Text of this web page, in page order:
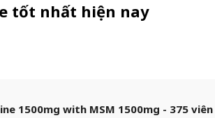
tốt nhất hiện nay
1500mg with MSM 1500mg - 375 viên